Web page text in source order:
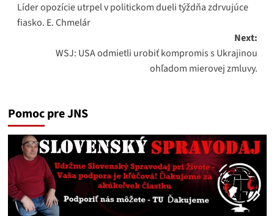
navigation
Líder opozície utrpel v politickom dueli týždňa zdrvujúce
fiasko. E. Chmelár
Next:
WSJ: USA odmietli urobiť kompromis s Ukrajinou
ohľadom mierovej zmluvy.
Pomoc pre JNS